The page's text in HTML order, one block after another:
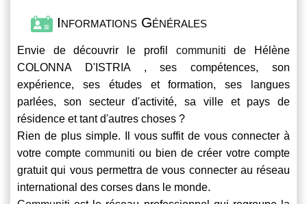
Informations Générales
Envie de découvrir le profil communiti de Hélène
COLONNA D'ISTRIA , ses compétences, son
expérience, ses études et formation, ses langues
parlées, son secteur d'activité, sa ville et pays de
résidence et tant d'autres choses ?
Rien de plus simple. Il vous suffit de vous connecter à
votre compte communiti ou bien de créer votre compte
gratuit qui vous permettra de vous connecter au réseau
international des corses dans le monde.